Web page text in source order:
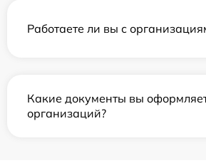
Работаете ли вы с
Какие документы вы
организаций?